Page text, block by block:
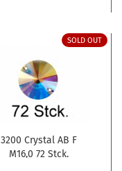
SOLD OUT
3200 Crystal AB F
M16,0 72 Stck.